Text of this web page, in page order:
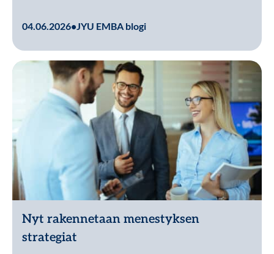
04.06.2026• JYU EMBA blogi
Nyt rakennetaan menestyksen
strategiat